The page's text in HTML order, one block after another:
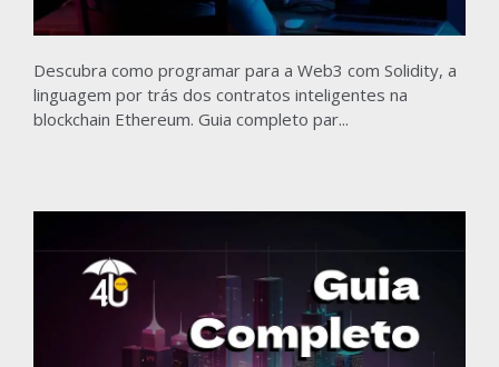
Descubra como programar para a Web3 com Solidity, a
linguagem por trás dos contratos inteligentes na
blockchain Ethereum. Guia completo par...